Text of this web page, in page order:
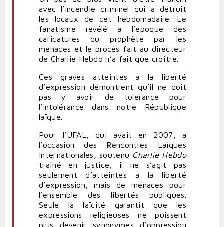
avec l’incendie criminel qui a détruit
les locaux de cet hebdomadaire. Le
fanatisme révélé à l’époque des
caricatures du prophète par les
menaces et le procès fait au directeur
de Charlie Hebdo n’a fait que croître.
Ces graves atteintes à la liberté
d’expression démontrent qu’il ne doit
pas y avoir de tolérance pour
l’intolérance dans notre République
laïque.
Pour l’UFAL, qui avait en 2007, à
l’occasion des Rencontres Laïques
Internationales, soutenu Charlie Hebdo
traîné en justice, il ne s’agit pas
seulement d’atteintes à la liberté
d’expression, mais de menaces pour
l’ensemble des libertés publiques.
Seule la laïcité garantit que les
expressions religieuses ne puissent
plus devenir synonymes d’oppression